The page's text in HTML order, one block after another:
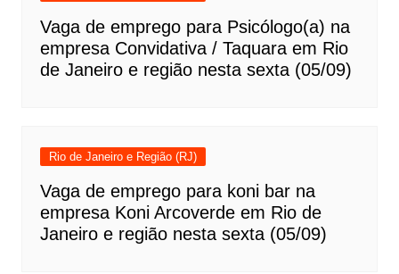
Vaga de emprego para Psicólogo(a) na
empresa Convidativa / Taquara em Rio
de Janeiro e região nesta sexta (05/09)
Rio de Janeiro e Região (RJ)
Vaga de emprego para koni bar na
empresa Koni Arcoverde em Rio de
Janeiro e região nesta sexta (05/09)